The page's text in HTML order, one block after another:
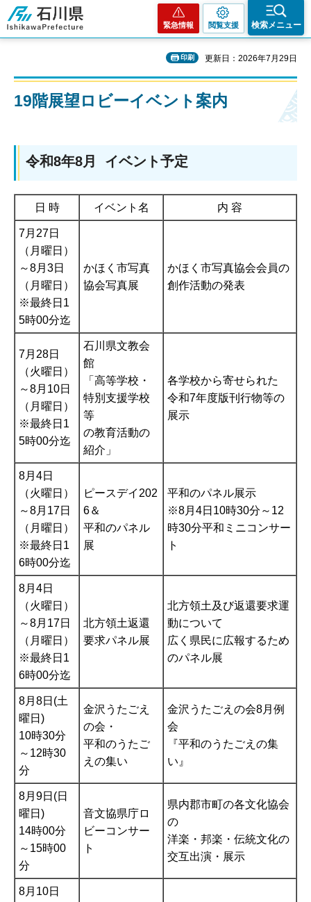
石川県
緊急情報 閲覧支援 検索メニュー
印刷 更新日：2026年7月29日
19階展望ロビーイベント案内
令和8年8月 イベント予定
日 時 イベント名 内 容
7月27日
（月曜日）
～8月3日
（月曜日）
※最終日1
5時00分迄
かほく市写真
協会写真展
かほく市写真協会会員の
創作活動の発表
7月28日
（火曜日）
～8月10日
（月曜日）
※最終日1
5時00分迄
石川県文教会
館
「高等学校・
特別支援学校
等
の教育活動の
紹介」
各学校から寄せられた
令和7年度版刊行物等の
展示
8月4日
（火曜日）
～8月17日
（月曜日）
※最終日1
6時00分迄
ピースデイ202
6＆
平和のパネル
展
平和のパネル展示
※8月4日10時30分～12
時30分平和ミニコンサー
ト
8月4日
（火曜日）
～8月17日
（月曜日）
※最終日1
6時00分迄
北方領土返還
要求パネル展
北方領土及び返還要求運
動について
広く県民に広報するため
のパネル展
8月8日(土
曜日)
10時30分
～12時30
分
金沢うたごえ
の会・
平和のうたご
えの集い
金沢うたごえの会8月例
会
『平和のうたごえの集
い』
8月9日(日
曜日)
14時00分
～15時00
分
音文協県庁ロ
ビーコンサー
ト
県内郡市町の各文化協会
の
洋楽・邦楽・伝統文化の
交互出演・展示
8月10日